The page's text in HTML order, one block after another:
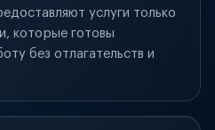
услуги только
которые готовы
без отлагательств и